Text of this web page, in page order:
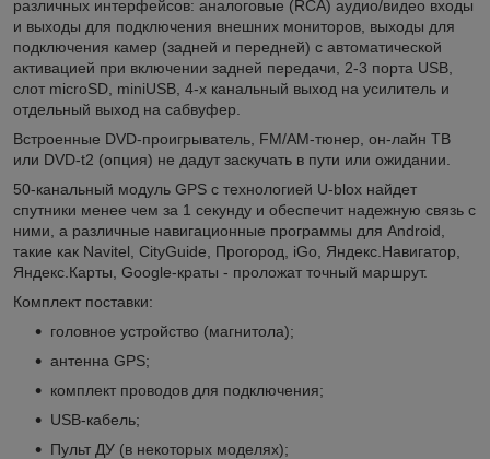
различных интерфейсов: аналоговые (RCA) аудио/видео входы
и выходы для подключения внешних мониторов, выходы для
подключения камер (задней и передней) с автоматической
активацией при включении задней передачи, 2-3 порта USB,
слот microSD, miniUSB, 4-х канальный выход на усилитель и
отдельный выход на сабвуфер.
Встроенные DVD-проигрыватель, FM/AM-тюнер, он-лайн ТВ
или DVD-t2 (опция) не дадут заскучать в пути или ожидании.
50-канальный модуль GPS с технологией U-blox найдет
спутники менее чем за 1 секунду и обеспечит надежную связь с
ними, а различные навигационные программы для Android,
такие как Navitel, CityGuide, Прогород, iGo, Яндекс.Навигатор,
Яндекс.Карты, Google-краты - проложат точный маршрут.
Комплект поставки:
головное устройство (магнитола);
антенна GPS;
комплект проводов для подключения;
USB-кабель;
Пульт ДУ (в некоторых моделях);